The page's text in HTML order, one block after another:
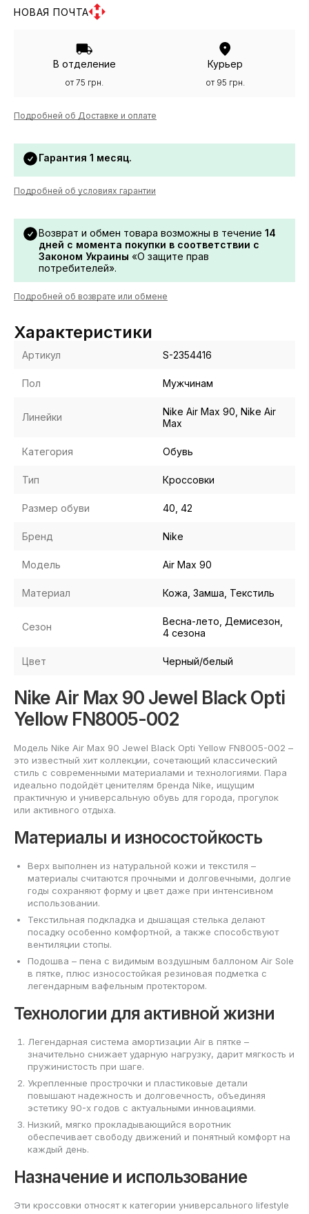
НОВАЯ ПОЧТА
В отделение
от 75 грн.
Курьер
от 95 грн.
Подробней об Доставке и оплате
Гарантия 1 месяц.
Подробней об условиях гарантии
Возврат и обмен товара возможны в течение 14
дней с момента покупки в соответствии с
Законом Украины «О защите прав
потребителей».
Подробней об возврате или обмене
Характеристики
Артикул S-2354416
Пол Мужчинам
Линейки
Nike Air Max 90, Nike Air
Max
Категория Обувь
Тип Кроссовки
Размер обуви 40, 42
Бренд Nike
Модель Air Max 90
Материал Кожа, Замша, Текстиль
Сезон
Весна-лето, Демисезон,
4 сезона
Цвет Черный/белый
Nike Air Max 90 Jewel Black Opti
Yellow FN8005-002
Модель Nike Air Max 90 Jewel Black Opti Yellow FN8005-002 –
это известный хит коллекции, сочетающий классический
стиль с современными материалами и технологиями. Пара
идеально подойдёт ценителям бренда Nike, ищущим
практичную и универсальную обувь для города, прогулок
или активного отдыха.
Материалы и износостойкость
Верх выполнен из натуральной кожи и текстиля –
материалы считаются прочными и долговечными, долгие
годы сохраняют форму и цвет даже при интенсивном
использовании.
Текстильная подкладка и дышащая стелька делают
посадку особенно комфортной, а также способствуют
вентиляции стопы.
Подошва – пена с видимым воздушным баллоном Air Sole
в пятке, плюс износостойкая резиновая подметка с
легендарным вафельным протектором.
Технологии для активной жизни
Легендарная система амортизации Air в пятке –
значительно снижает ударную нагрузку, дарит мягкость и
пружинистость при шаге.
Укрепленные прострочки и пластиковые детали
повышают надежность и долговечность, объединяя
эстетику 90-х годов с актуальными инновациями.
Низкий, мягко прокладывающийся воротник
обеспечивает свободу движений и понятный комфорт на
каждый день.
Назначение и использование
Эти кроссовки относят к категории универсального lifestyle